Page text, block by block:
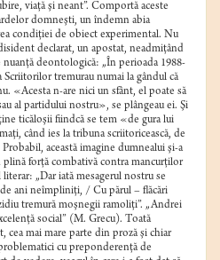
viaţă şi neant”. Comportă aceste
domneşti, un îndemn abia
condiţiei de obiect experimental. Nu
declarat, un apostat, neadmiţând
deontologică: „În perioada 1988-
Scriitorilor tremurau numai la gândul că
«Acesta n-are nici un sfânt, el poate să
al partidului nostru», se plângeau ei. Şi
ticăloşii fiindcă se tem «de gura lui
când ies la tribuna scriitoricească, de
această imagine dumnealui şi-a
forţă combativă contra mancurţilor
„Dar iată mesagerul nostru se
ani neîmpliniţi, / Cu părul – flăcări
tremură moşnegii ramoliţi”. „Andrei
social” (M. Grecu). Toată
cea mai mare parte din proză şi chiar
cu preponderenţă de